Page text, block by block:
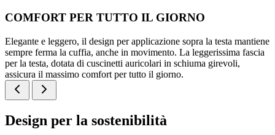
COMFORT PER TUTTO IL GIORNO
Elegante e leggero, il design per applicazione sopra la testa mantiene
sempre ferma la cuffia, anche in movimento. La leggerissima fascia
per la testa, dotata di cuscinetti auricolari in schiuma girevoli,
assicura il massimo comfort per tutto il giorno.
Design per la sostenibilità